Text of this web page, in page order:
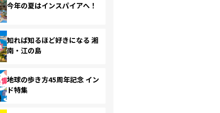
今年の夏はインスパイアへ！
知れば知るほど好きになる 湘
南・江の島
地球の歩き方45周年記念 イン
ド特集